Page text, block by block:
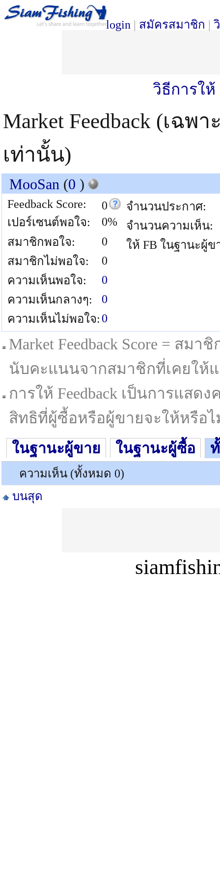
login | สมัครสมาชิก |
วิธีการให้
Market Feedback (เฉ
เท่านั้น)
MooSan (0 )
Feedback Score:
0
เปอร์เซนต์พอใจ:
0%
สมาชิกพอใจ:
0
สมาชิกไม่พอใจ:
0
ความเห็นพอใจ:
0
ความเห็นกลางๆ:
0
ความเห็นไม่พอใจ: 0
จำนวนประกาศ:
จำนวนความเห็น:
ให้ FB ในฐานะผู้ข
Market Feedback Score = สม
นับคะแนนจากสมาชิกที่เคยให้
การให้ Feedback เป็นการแส
สิทธิที่ผู้ซื้อหรือผู้ขายจะให้หรือไ
ในฐานะผู้ขาย ในฐานะผู้ซื้อ
ความเห็น (ทั้งหมด 0)
บนสุด